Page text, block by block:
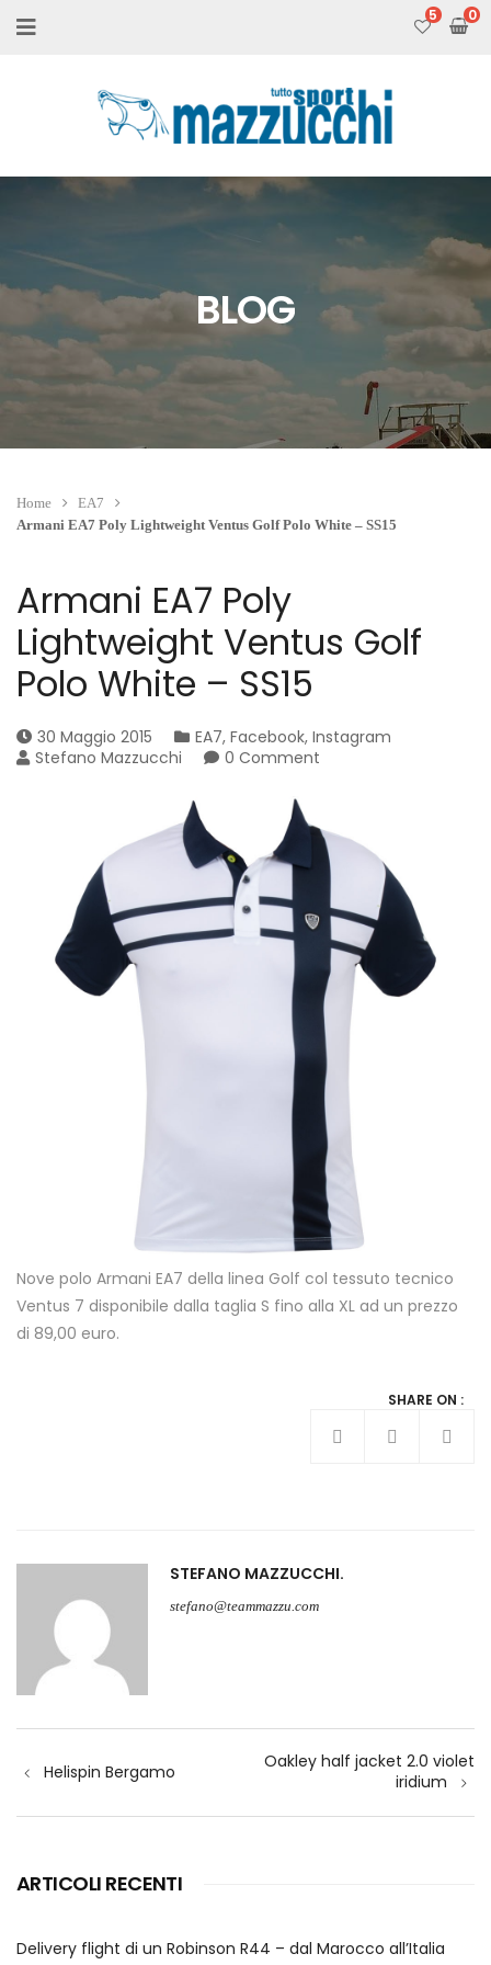
5
BLOG
Home
EA7
Armani EA7 Poly Lightweight Ventus Golf Polo White – SS15
Armani EA7 Poly
Lightweight Ventus Golf
Polo White – SS15
30 Maggio 2015 EA7, Facebook, Instagram
Stefano Mazzucchi
0 Comment
Nove polo Armani EA7 della linea Golf col tessuto tecnico
Ventus 7 disponibile dalla taglia S fino alla XL ad un prezzo
di 89,00 euro.
SHARE ON :
STEFANO MAZZUCCHI
stefano@teammazzu.com
articoli
Helispin Bergamo
Oakley half jacket 2.0 violet
iridium
ARTICOLI RECENTI
Delivery flight di un Robinson R44 – dal Marocco all’Italia